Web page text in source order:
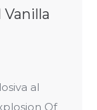
al
Of